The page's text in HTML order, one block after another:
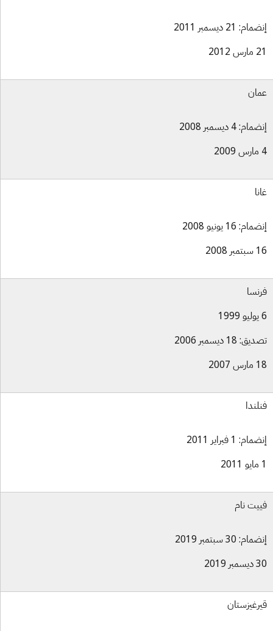
21 ديسمبر 2011
4 ديسمبر 2008
16 يونيو 2008
18 ديسمبر 2006
1 فبراير 2011
نام
30 سبتمبر 2019